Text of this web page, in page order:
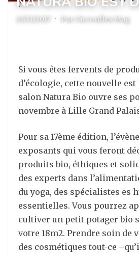
23/11/2017 · Par Circonflex Mag
Si vous êtes fervents de
d’écologie, cette nouvelle
salon Natura Bio ouvre ses
novembre à Lille Grand
Pour sa 17ème édition,
exposants qui vous feront
produits bio, éthiques et
des experts dans
du yoga, des spécialistes es
essentielles. Vous pourrez
cultiver un petit potager bio
votre 18m2. Prendre soin de
des cosmétiques tout-ce